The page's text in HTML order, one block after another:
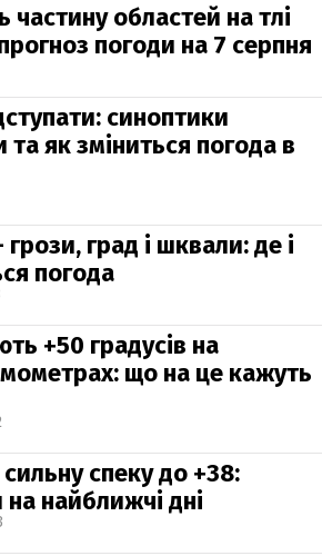
областей на тлі
погоди на 7 серпня
синоптики
та як зміниться погода в
град і шквали: де і
погода
+50 градусів на
що на це кажуть
спеку до +38:
найближчі дні